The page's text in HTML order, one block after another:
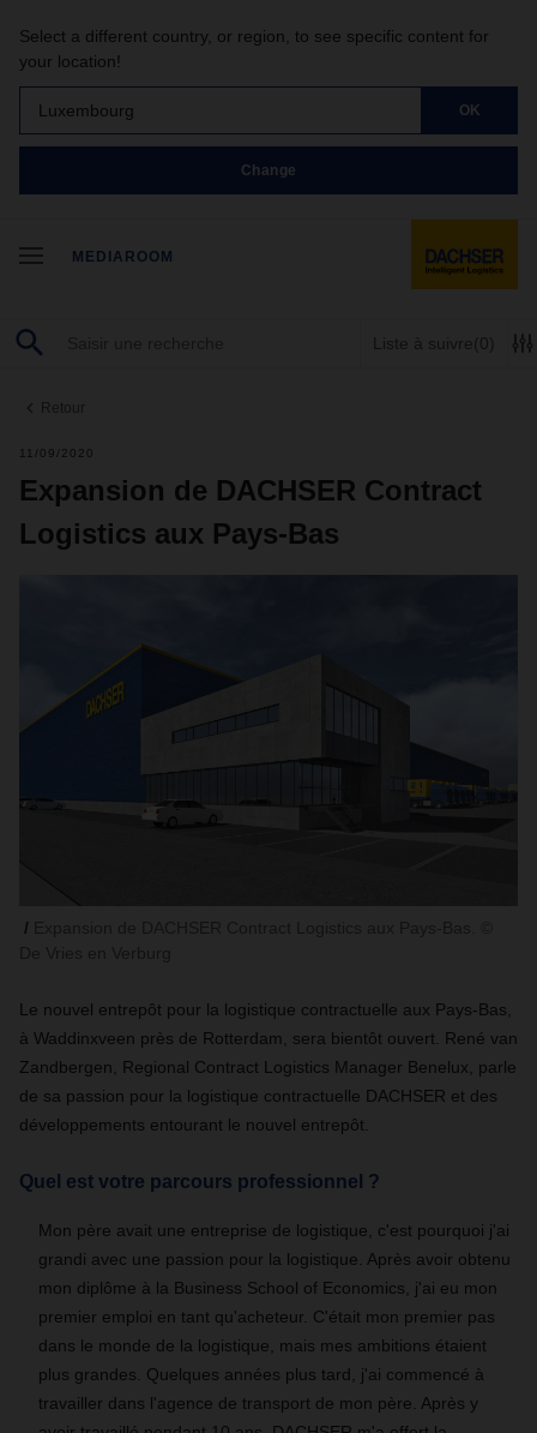
Select a different country, or region, to see specific content for
your location!
Luxembourg OK
Change
MEDIAROOM
Liste à suivre(0)
Retour
11/09/2020
Expansion de DACHSER Contract
Logistics aux Pays-Bas
Le nouvel entrepôt pour la logistique contractuelle aux Pays-Bas,
à Waddinxveen près de Rotterdam, sera bientôt ouvert. René van
Zandbergen, Regional Contract Logistics Manager Benelux, parle
de sa passion pour la logistique contractuelle DACHSER et des
développements entourant le nouvel entrepôt.
Quel est votre parcours professionnel ?
Mon père avait une entreprise de logistique, c'est pourquoi j'ai
grandi avec une passion pour la logistique. Après avoir obtenu
mon diplôme à la Business School of Economics, j'ai eu mon
premier emploi en tant qu'acheteur. C'était mon premier pas
dans le monde de la logistique, mais mes ambitions étaient
plus grandes. Quelques années plus tard, j'ai commencé à
travailler dans l'agence de transport de mon père. Après y